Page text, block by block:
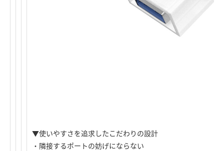
▼使いやすさを追求したこだわりの設計
・隣接するポートの妨げにならない